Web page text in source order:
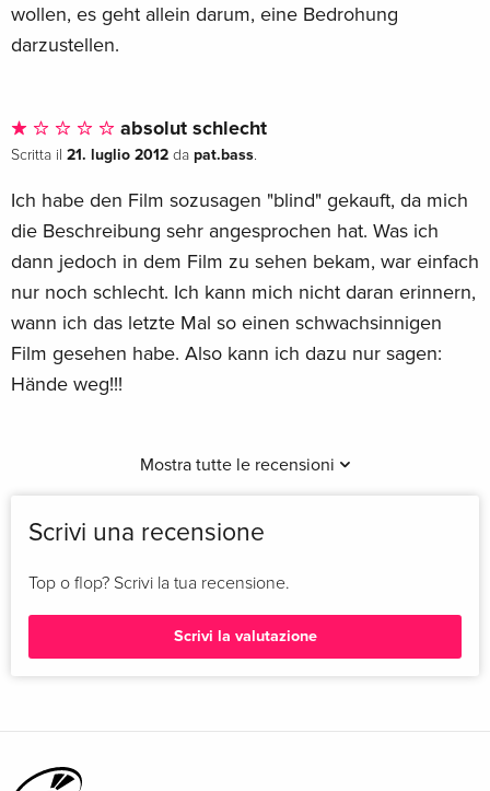
wollen, es geht allein darum, eine Bedrohung
darzustellen.
absolut schlecht
Scritta il 21. luglio 2012 da pat.bass.
Ich habe den Film sozusagen "blind" gekauft, da mich
die Beschreibung sehr angesprochen hat. Was ich
dann jedoch in dem Film zu sehen bekam, war einfach
nur noch schlecht. Ich kann mich nicht daran erinnern,
wann ich das letzte Mal so einen schwachsinnigen
Film gesehen habe. Also kann ich dazu nur sagen:
Hände weg!!!
Mostra tutte le recensioni
Scrivi una recensione
Top o flop? Scrivi la tua recensione.
Scrivi la valutazione